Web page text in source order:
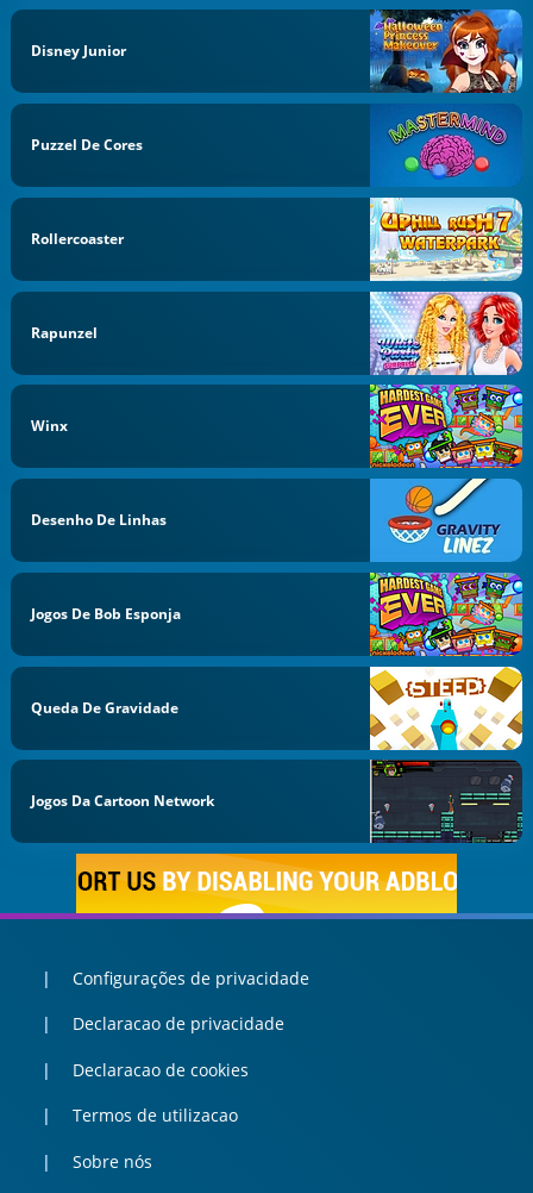
Disney Junior
Puzzel De Cores
Rollercoaster
Rapunzel
Winx
Desenho De Linhas
Jogos De Bob Esponja
Queda De Gravidade
Jogos Da Cartoon Network
Configurações de privacidade
Declaracao de privacidade
Declaracao de cookies
Termos de utilizacao
Sobre nós